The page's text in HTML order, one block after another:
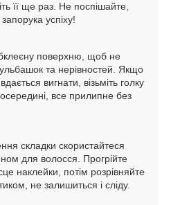
її ще раз. Не поспішайте,
успіху!
поверхню, щоб не
та нерівностей. Якщо
вигнати, візьміть голку
все прилипне без
складки скористайтеся
для волосся. Прогрійте
наклейки, потім розрівняйте
не залишиться і сліду.